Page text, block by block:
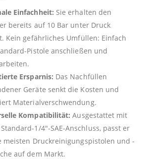
Einfachheit: Sie erhalten den
bereits auf 10 Bar unter Druck
Kein gefährliches Umfüllen: Einfach
Pistole anschließen und
Ersparnis: Das Nachfüllen
Geräte senkt die Kosten und
Materialverschwendung.
Kompatibilität: Ausgestattet mit
1/4″-SAE-Anschluss, passt er
meisten Druckreinigungspistolen und -
auf dem Markt.